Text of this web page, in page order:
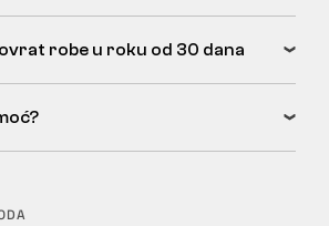
robe u roku od 30 dana